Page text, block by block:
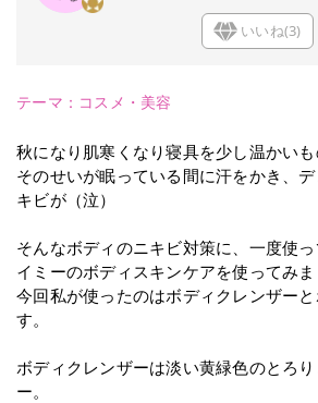
いいね(3)
テーマ： コスメ・美容
秋になり肌寒くなり寝具を少し温かいも
そのせいが眠っている間に汗をかき、
キビが（泣）
そんなボディのニキビ対策に、一度使
イミーのボディスキンケアを使ってみま
今回私が使ったのはボディクレンザー
す。
ボディクレンザーは淡い黄緑色のとろ
ー。